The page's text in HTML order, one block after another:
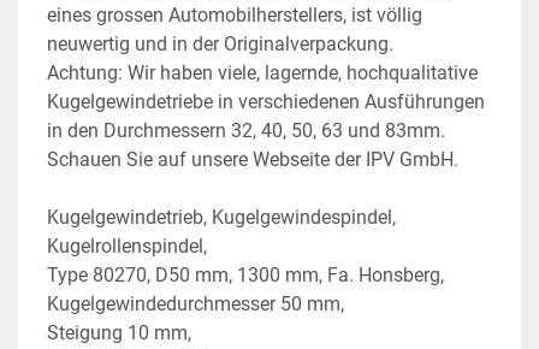
eines grossen Automobilherstellers, ist völlig
neuwertig und in der Originalverpackung.
Achtung: Wir haben viele, lagernde, hochqualitative
Kugelgewindetriebe in verschiedenen Ausführungen
in den Durchmessern 32, 40, 50, 63 und 83mm.
Schauen Sie auf unsere Webseite der IPV GmbH.
Kugelgewindetrieb, Kugelgewindespindel,
Kugelrollenspindel,
Type 80270, D50 mm, 1300 mm, Fa. Honsberg,
Kugelgewindedurchmesser 50 mm,
Steigung 10 mm,